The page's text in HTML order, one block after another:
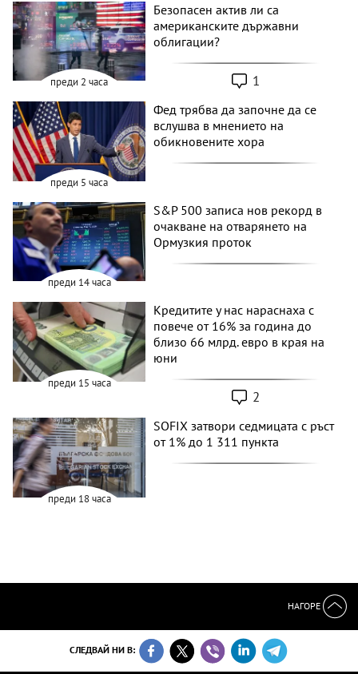
преди 2 часа
Безопасен актив ли са
американските държавни
облигации?
1
преди 5 часа
Фед трябва да започне да се
вслушва в мнението на
обикновените хора
преди 14 часа
S&P 500 записа нов рекорд в
очакване на отварянето на
Ормузкия проток
преди 15 часа
Кредитите у нас нараснаха с
повече от 16% за година до
близо 66 млрд. евро в края на
юни
2
преди 18 часа
SOFIX затвори седмицата с ръст
от 1% до 1 311 пункта
НАГОРЕ
СЛЕДВАЙ НИ В: